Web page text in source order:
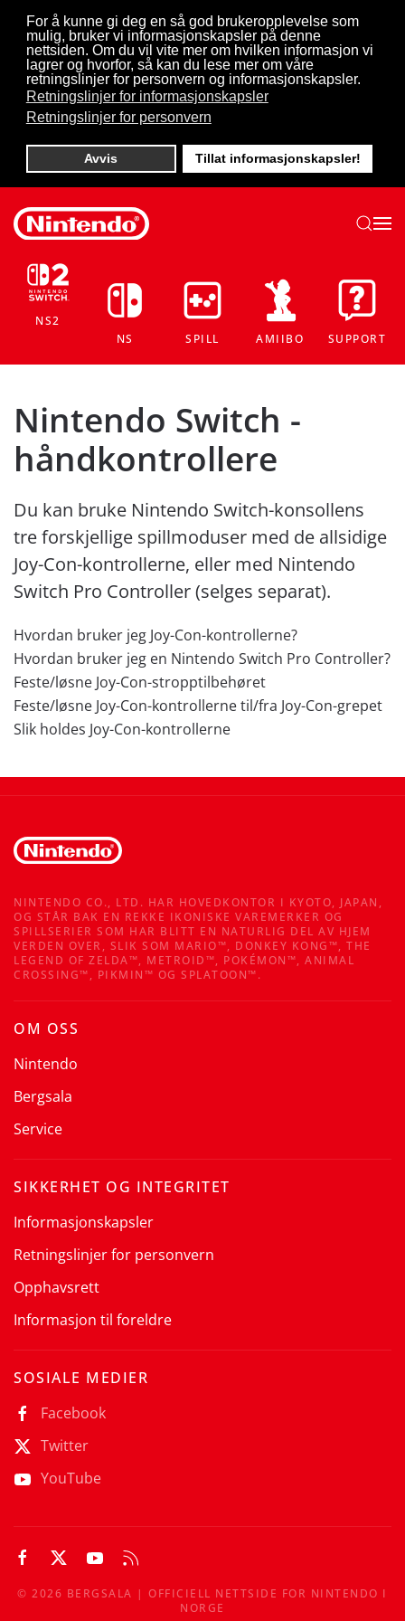
For å kunne gi deg en så god brukeropplevelse som
mulig, bruker vi informasjonskapsler på denne
nettsiden. Om du vil vite mer om hvilken informasjon vi
lagrer og hvorfor, så kan du lese mer om våre
retningslinjer for personvern og informasjonskapsler.
Retningslinjer for informasjonskapsler
Retningslinjer for personvern
Avvis Tillat informasjonskapsler!
Skip to main content
NS2
NS
SPILL AMIIBO SUPPORT
Nintendo Switch -
håndkontrollere
Du kan bruke Nintendo Switch-konsollens
tre forskjellige spillmoduser med de allsidige
Joy-Con-kontrollerne, eller med Nintendo
Switch Pro Controller (selges separat).
Hvordan bruker jeg Joy-Con-kontrollerne?
Hvordan bruker jeg en Nintendo Switch Pro Controller?
Feste/løsne Joy-Con-stropptilbehøret
Feste/løsne Joy-Con-kontrollerne til/fra Joy-Con-grepet
Slik holdes Joy-Con-kontrollerne
NINTENDO CO., LTD. HAR HOVEDKONTOR I KYOTO, JAPAN,
OG STÅR BAK EN REKKE IKONISKE VAREMERKER OG
SPILLSERIER SOM HAR BLITT EN NATURLIG DEL AV HJEM
VERDEN OVER, SLIK SOM MARIO™, DONKEY KONG™, THE
LEGEND OF ZELDA™, METROID™, POKÉMON™, ANIMAL
CROSSING™, PIKMIN™ OG SPLATOON™.
OM OSS
Nintendo
Bergsala
Service
SIKKERHET OG INTEGRITET
Informasjonskapsler
Retningslinjer for personvern
Opphavsrett
Informasjon til foreldre
SOSIALE MEDIER
Facebook
Twitter
YouTube
©2026 BERGSALA | OFFICIELL NETTSIDE FOR NINTENDO I
NORGE